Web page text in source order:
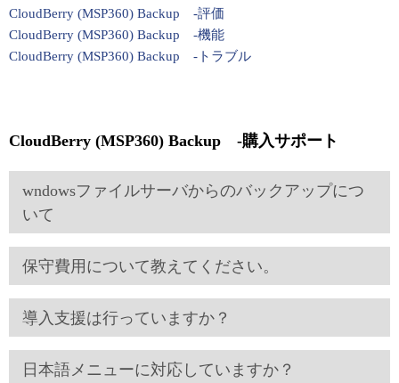
CloudBerry (MSP360) Backup -評価
CloudBerry (MSP360) Backup -機能
CloudBerry (MSP360) Backup -トラブル
CloudBerry (MSP360) Backup -購入サポート
wndowsファイルサーバからのバックアップにつ
いて
保守費用について教えてください。
導入支援は行っていますか？
日本語メニューに対応していますか？